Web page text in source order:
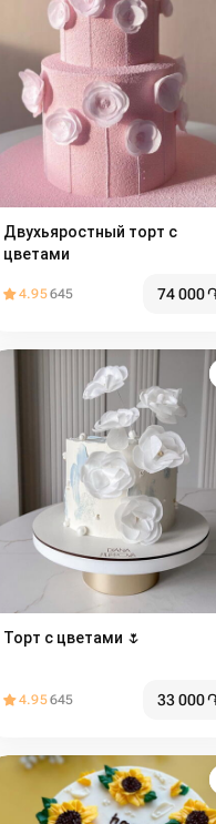
Двухьяростный торт с
цветами
4.95645 74 000
Торт с цветами 🌷
4.95645 33 000